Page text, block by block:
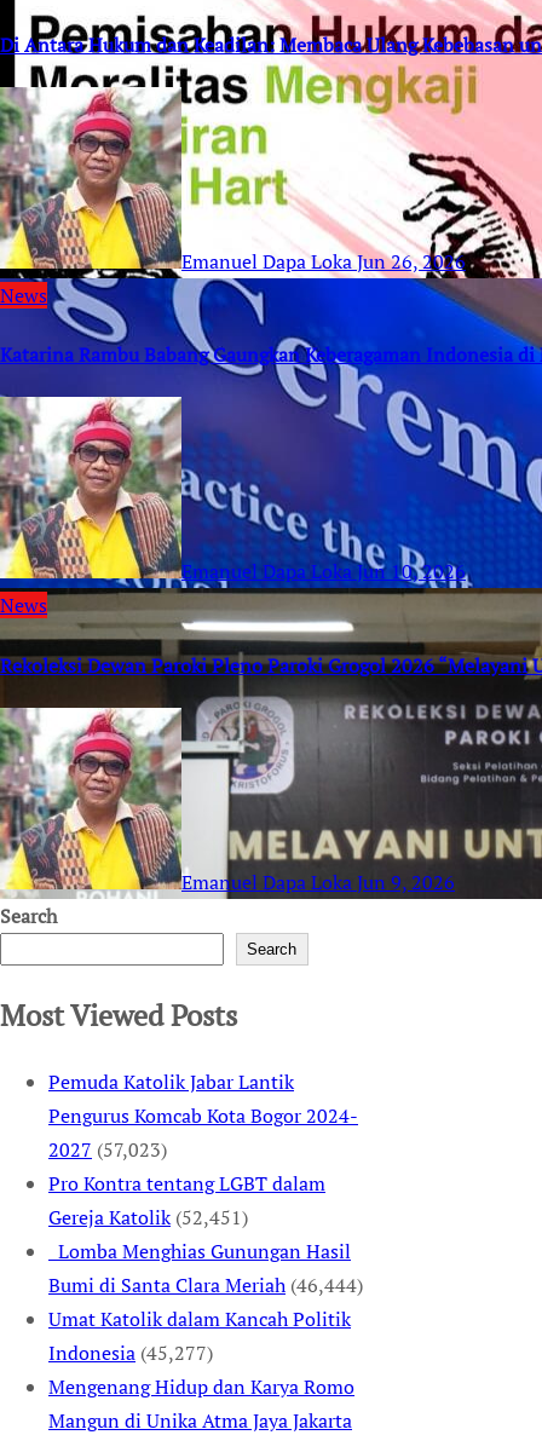
Di Antara Hukum dan Keadilan: Membaca Ulang Kebebasan
Emanuel Dapa LokaJun 26, 2026
News
Katarina Rambu Babang Gaungkan Keberagaman Indonesia
Emanuel Dapa LokaJun 10, 2026
News
Rekoleksi Dewan Paroki Pleno Paroki Grogol 2026 “Melayani
Emanuel Dapa LokaJun 9, 2026
Search
Search
Most Viewed Posts
Pemuda Katolik Jabar Lantik
Pengurus Komcab Kota Bogor 2024-
2027 (57,023)
Pro Kontra tentang LGBT dalam
Gereja Katolik (52,451)
Lomba Menghias Gunungan Hasil
Bumi di Santa Clara Meriah (46,444)
Umat Katolik dalam Kancah Politik
Indonesia (45,277)
Mengenang Hidup dan Karya Romo
Mangun di Unika Atma Jaya Jakarta